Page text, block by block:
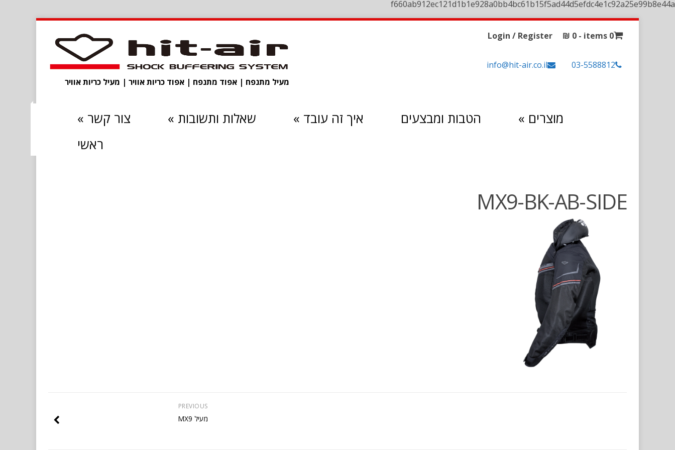
f660ab912ec121d1b1e928a0bb4bc61b15f5ad44d5efdc4e1c92a25e99b8e44a
מעיל מתנפח | אפוד מתנפח | אפוד כריות אוויר | מעיל כריות אוויר
0 items -
₪ 0
Login / Register
03-5588812
info@hit-air.co.il
צור קשר » שאלות ותשובות » איך זה עובד » הטבות ומבצעים מוצרים »
ראשי
MX9-BK-AB-SIDE
PREVIOUS
מעיל MX9